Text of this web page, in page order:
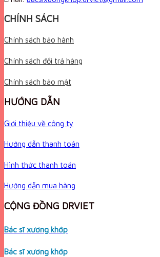
CHÍNH SÁCH
Chính sách bảo hành
Chính sách đổi trả hàng
Chính sách bảo mật
HƯỚNG DẪN
Giới thiệu về công ty
Hướng dẫn thanh toán
Hình thức thanh toán
Hướng dẫn mua hàng
CỘNG ĐỒNG DRVIET
Bác sĩ xương khớp
Bác sĩ xương khớp